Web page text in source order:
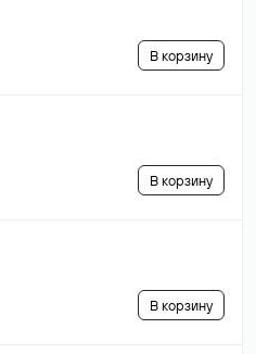
В корзину
В корзину
В корзину